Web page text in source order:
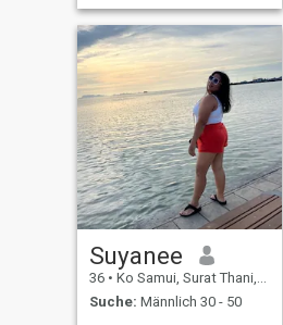
du denkst, dass du es ernst
meinst, mit mir zu plaudern,
bitte gib mir einfach eine
Nachricht und erzähl mir von
dir selbst. Und will nur nach
einem Lebenspartner
suchen. Ich bin hier, um eine
ernsthafte Beziehung zu
suchen. Ich bin eine
arbeitende Frau. Arbeite
hart, spiele hart. Und ich
habe ein sehr normales
Leben und ich lebe auf der
Insel Koh Samui, im Süden
kann Sie besser
kennenlernen. Aber wenn du
mich nicht magst, dann bitte
einfach überspringen. Habt
Suyanee​
36 • Ko Samui, Surat Thani, Thailand
Suche: Männlich 30 - 50